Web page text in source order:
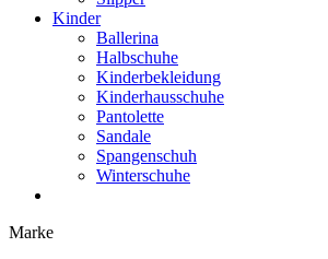
Kinder
Ballerina
Halbschuhe
Kinderbekleidung
Kinderhausschuhe
Pantolette
Sandale
Spangenschuh
Winterschuhe
Marke